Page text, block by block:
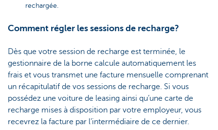
rechargée.
Comment régler les sessions de recharge?
Dès que votre session de recharge est terminée, le
gestionnaire de la borne calcule automatiquement les
frais et vous transmet une facture mensuelle comprenant
un récapitulatif de vos sessions de recharge. Si vous
possédez une voiture de leasing ainsi qu’une carte de
recharge mises à disposition par votre employeur, vous
recevrez la facture par l’intermédiaire de ce dernier.